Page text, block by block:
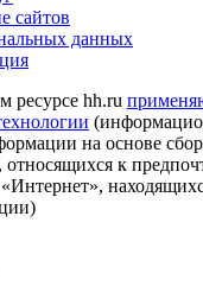
сайтов
данных
ресурсе hh.ru
на основе
относящихся к
«Интернет»,